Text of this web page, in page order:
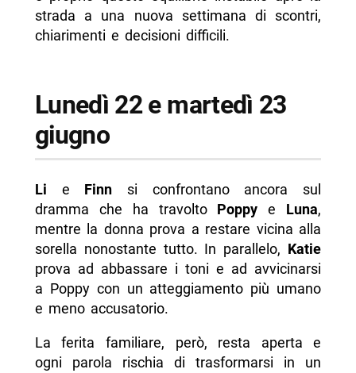
strada a una nuova settimana di scontri,
chiarimenti e decisioni difficili.
Lunedì 22 e martedì 23
giugno
Li e Finn si confrontano ancora sul
dramma che ha travolto Poppy e Luna,
mentre la donna prova a restare vicina alla
sorella nonostante tutto. In parallelo, Katie
prova ad abbassare i toni e ad avvicinarsi
a Poppy con un atteggiamento più umano
e meno accusatorio.
La ferita familiare, però, resta aperta e
ogni parola rischia di trasformarsi in un